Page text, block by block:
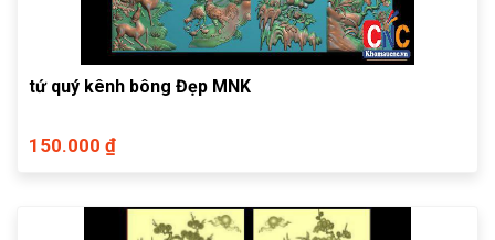
tứ quý kênh bông Đẹp MNK
150.000 ₫